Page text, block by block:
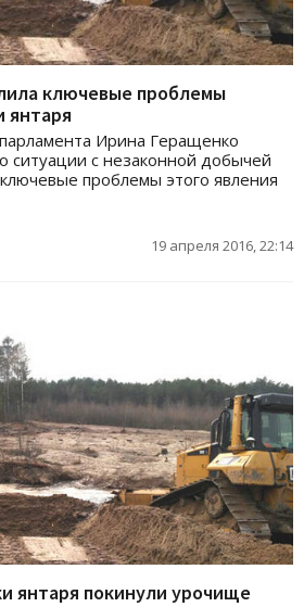
ключевые проблемы
янтаря
Ирина Геращенко
ситуации с незаконной добычей
проблемы этого явления
19 апреля 2016, 22:14
янтаря покинули урочище